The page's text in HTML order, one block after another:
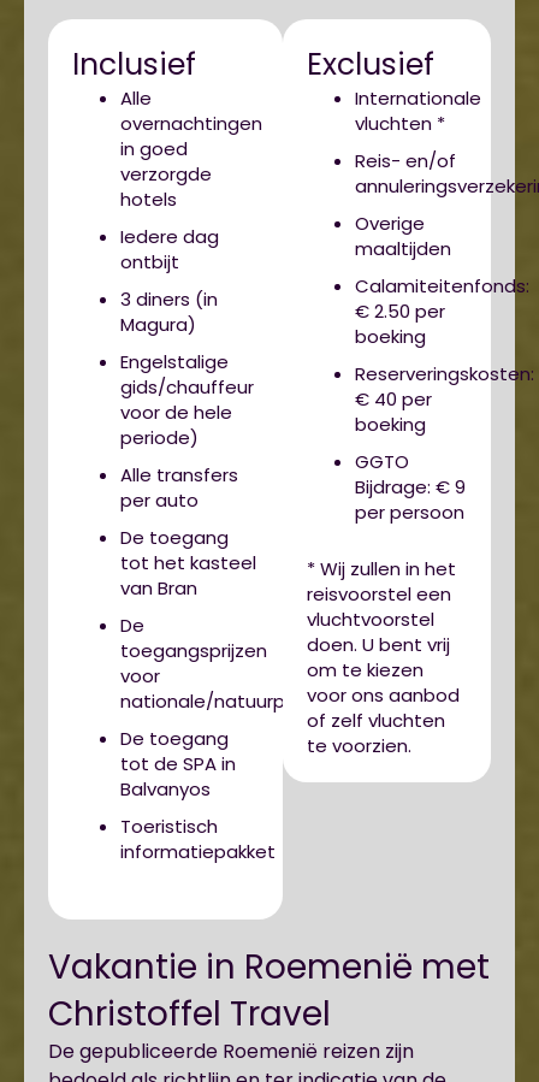
Inclusief
Alle
overnachtingen
in goed
verzorgde
hotels
Iedere dag
ontbijt
3 diners (in
Magura)
Engelstalige
gids/chauffeur
voor de hele
periode)
Alle transfers
per auto
De toegang
tot het kasteel
van Bran
De
toegangsprijzen
voor
nationale/natuurparken
De toegang
tot de SPA in
Balvanyos
Toeristisch
informatiepakket
Exclusief
Internationale
vluchten *
Reis- en/of
Overige
maaltijden
Calamiteitenfonds:
€ 2.50 per
boeking
Reserveringskosten:
€ 40 per
boeking
GGTO
Bijdrage: € 9
per persoon
* Wij zullen in het
reisvoorstel een
vluchtvoorstel
doen. U bent vrij
om te kiezen
voor ons aanbod
of zelf vluchten
te voorzien.
Vakantie in Roemenië met
Christoffel Travel
De gepubliceerde Roemenië reizen zijn